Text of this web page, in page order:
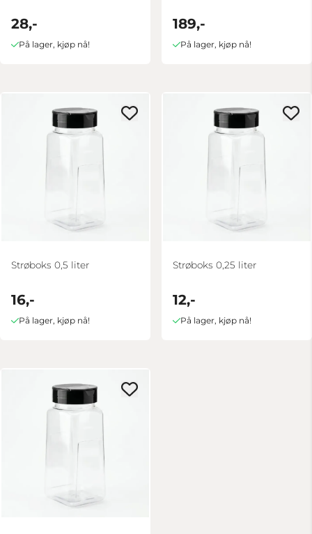
28,-
På lager, kjøp nå!
189,-
På lager, kjøp nå!
Strøboks 0,5 liter
16,-
På lager, kjøp nå!
Strøboks 0,25 liter
12,-
På lager, kjøp nå!